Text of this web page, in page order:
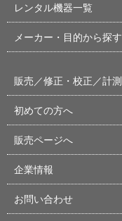
レンタル機器一覧
メーカー・目的から探す
販売／修正・校正／計測
初めての方へ
販売ページへ
企業情報
お問い合わせ